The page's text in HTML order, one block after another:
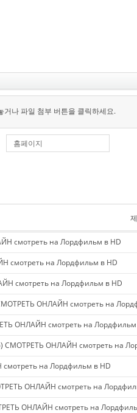
거나 파일 첨부 버튼을 클릭하세요.
홈페이지
смотреть на Лордфильм в HD
смотреть на Лордфильм в HD
смотреть на Лордфильм в HD
ОНЛАЙН смотреть на
ОНЛАЙН смотреть на Лордфильм
ОНЛАЙН смотреть на
на Лордфильм в HD
ОНЛАЙН смотреть на
ОНЛАЙН смотреть на